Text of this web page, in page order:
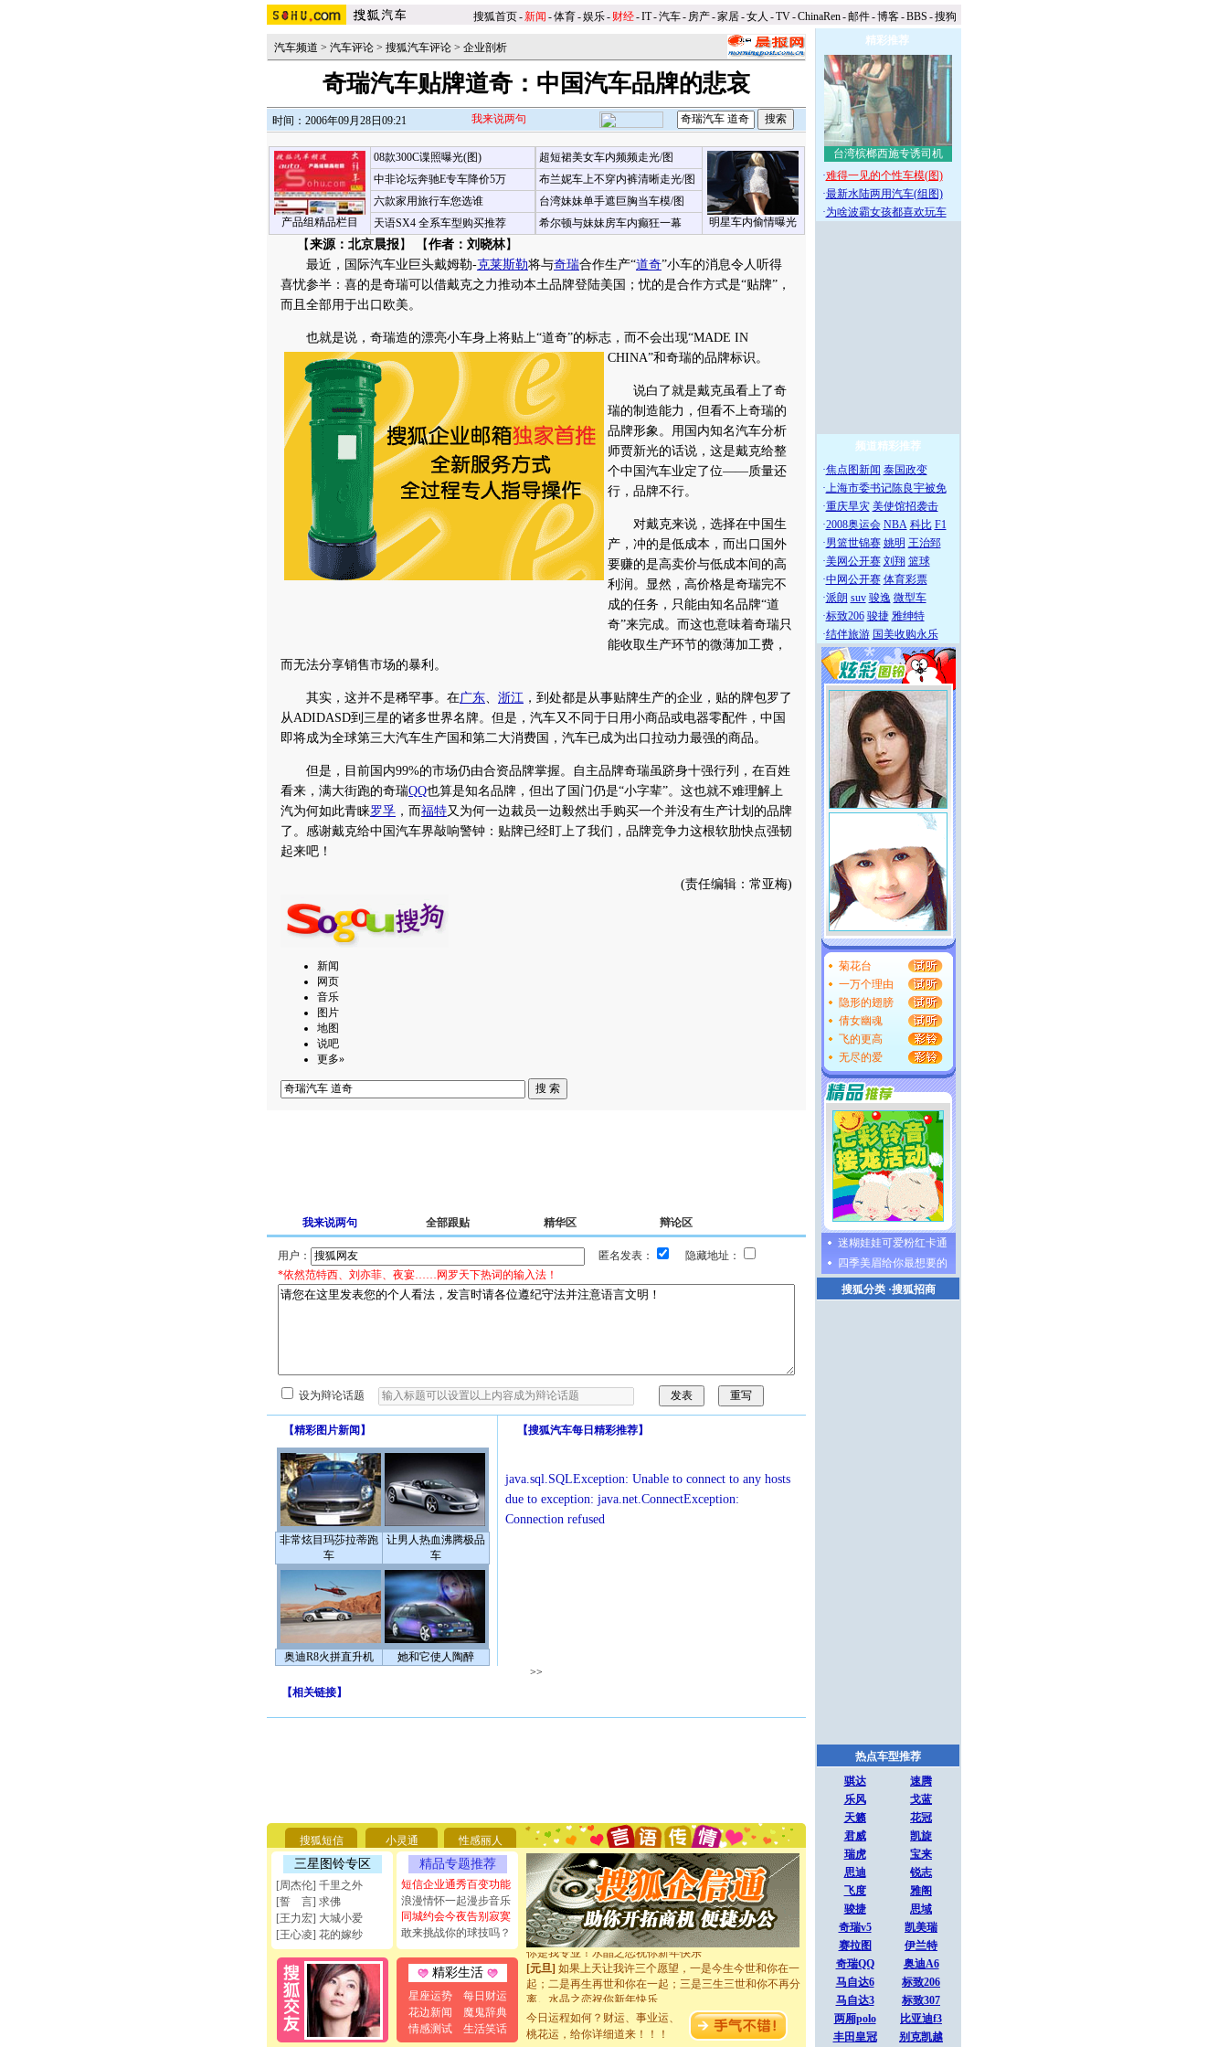
搜狐首页-新闻 -体育-娱乐- 财经-IT-汽车- 房产-家居-女人 -TV-ChinaRen-邮件-博客-BBS -搜狗
汽车频道 > 汽车评论 > 搜狐汽车评论 > 企业剖析
奇瑞汽车贴牌道奇：中国汽车品牌的悲哀
时间：2006年09月28日09:21 我来说两句
产品组精品栏目
08款300C谍照曝光(图)
中非论坛奔驰E专车降价5万
六款家用旅行车您选谁
天语SX4 全系车型购买推荐
超短裙美女车内频频走光/图
明星车内偷情曝光
布兰妮车上不穿内裤清晰走光/图
台湾妹妹单手遮巨胸当车模/图
希尔顿与妹妹房车内癫狂一幕
【来源：北京晨报】 【作者：刘晓林】
最近，国际汽车业巨头戴姆勒-克莱斯勒将与奇瑞合作生产“道奇”小车的消息令人听得
喜忧参半：喜的是奇瑞可以借戴克之力推动本土品牌登陆美国；忧的是合作方式是“贴牌”，
而且全部用于出口欧美。
也就是说，奇瑞造的漂亮小车身上将贴上“道奇”的标志，而不会出现“MADE IN
CHINA”和奇瑞的品牌标识。
说白了就是戴克虽看上了奇
瑞的制造能力，但看不上奇瑞的
品牌形象。用国内知名汽车分析
师贾新光的话说，这是戴克给整
个中国汽车业定了位——质量还
行，品牌不行。
对戴克来说，选择在中国生
产，冲的是低成本，而出口国外
要赚的是高卖价与低成本间的高
利润。显然，高价格是奇瑞完不
成的任务，只能由知名品牌“道
奇”来完成。而这也意味着奇瑞只
能收取生产环节的微薄加工费，
而无法分享销售市场的暴利。
其实，这并不是稀罕事。在广东、 浙江 ，到处都是从事贴牌生产的企业，贴的牌包罗了
从ADIDASD到三星的诸多世界名牌。但是，汽车又不同于日用小商品或电器零配件，中国
即将成为全球第三大汽车生产国和第二大消费国，汽车已成为出口拉动力最强的商品。
但是，目前国内99%的市场仍由合资品牌掌握。自主品牌奇瑞虽跻身十强行列，在百姓
看来，满大街跑的奇瑞QQ也算是知名品牌，但出了国门仍是“小字辈”。这也就不难理解上
汽为何如此青睐罗孚 ，而福特又为何一边裁员一边毅然出手购买一个并没有生产计划的品牌
了。感谢戴克给中国汽车界敲响警钟：贴牌已经盯上了我们，品牌竞争力这根软肋快点强韧
起来吧！
(责任编辑：常亚梅)
新闻
网页
音乐
图片
地图
说吧
更多»
我来说两句 全部跟贴 精华区 辩论区
用户： 匿名发表：
隐藏地址：
*依然范特西、刘亦菲、夜宴……网罗天下热词的输入法！
设为辩论话题
【精彩图片新闻 】
非常炫目玛莎拉蒂跑
车
让男人热血沸腾极品
车
奥迪R8火拼直升机 她和它使人陶醉
【搜狐汽车每日精彩推荐】
java.sql.SQLException: Unable to connect to any hosts
due to exception: java.net.ConnectException:
Connection refused
>>
【相关链接】
搜狐短信 小灵通 性感丽人
三星图铃专区
[周杰伦] 千里之外
[誓 言] 求佛
[王力宏] 大城小爱
[王心凌] 花的嫁纱
精品专题推荐
短信企业通秀百变功能
浪漫情怀一起漫步音乐
同城约会今夜告别寂寞
敢来挑战你的球技吗？
精彩生活
星座运势
每日财运
花边新闻
魔鬼辞典
情感测试
生活笑话
要平安！千万要知足！千万不要忘记我！
[圣诞节]不只这样的日子才会想起你,而是这样的日子才
能正大光明地骚扰你,告诉你,圣诞要快乐!新年要快乐!天
天都要快乐噢!
[圣诞节]奉上一颗祝福的心,在这个特别的日子里,愿幸福,
如意,快乐,鲜花,一切美好的祝愿与你同在.圣诞快乐!
[元旦]看到你我会触电；看不到你我要充电；没有你我会
断电。爱你是我职业，想你是我事业，抱你是我特长，吻
你是我专业！水晶之恋祝你新年快乐
[元旦]如果上天让我许三个愿望，一是今生今世和你在一
起；二是再生再世和你在一起；三是三生三世和你不再分
离。水晶之恋祝你新年快乐
当我狠下心扭头离去那一刻，你在我身后无助地哭
泣，这痛楚让我明白我多么爱你。我转身抱住你：这猪不
卖了。水晶之恋祝你新年快乐。
今日运程如何？财运、事业运、
桃花运，给你详细道来！！！
精彩推荐
台湾槟榔西施专诱司机
·难得一见的个性车模(图)
·最新水陆两用汽车(组图)
·为啥波霸女孩都喜欢玩车
频道精彩推荐
·焦点图新闻 泰国政变
·上海市委书记陈良宇被免
·重庆旱灾 美使馆招袭击
·2008奥运会 NBA 科比 F1
·男篮世锦赛 姚明 王治郅
·美网公开赛 刘翔 篮球
·中网公开赛 体育彩票
·派朗 suv 骏逸 微型车
·标致206 骏捷 雅绅特
·结伴旅游 国美收购永乐
菊花台
一万个理由
隐形的翅膀
倩女幽魂
飞的更高
无尽的爱
迷糊娃娃可爱粉红卡通
四季美眉给你最想要的
搜狐分类·搜狐招商
热点车型推荐
骐达
速腾
乐风
戈蓝
天籁
花冠
君威
凯旋
瑞虎
宝来
思迪
锐志
飞度
雅阁
骏捷
思域
奇瑞v5
凯美瑞
赛拉图
伊兰特
奇瑞QQ
奥迪A6
马自达6
标致206
马自达3
标致307
两厢polo
比亚迪f3
丰田皇冠
别克凯越